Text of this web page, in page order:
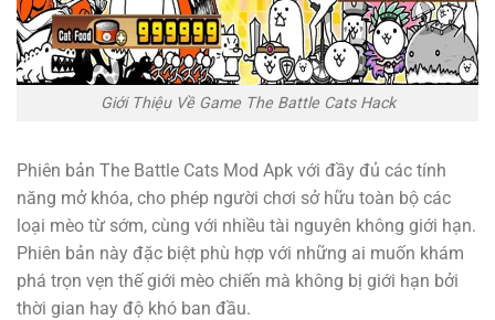
Giới Thiệu Về Game The Battle Cats Hack
Phiên bản The Battle Cats Mod Apk với đầy đủ các tính
năng mở khóa, cho phép người chơi sở hữu toàn bộ các
loại mèo từ sớm, cùng với nhiều tài nguyên không giới hạn.
Phiên bản này đặc biệt phù hợp với những ai muốn khám
phá trọn vẹn thế giới mèo chiến mà không bị giới hạn bởi
thời gian hay độ khó ban đầu.